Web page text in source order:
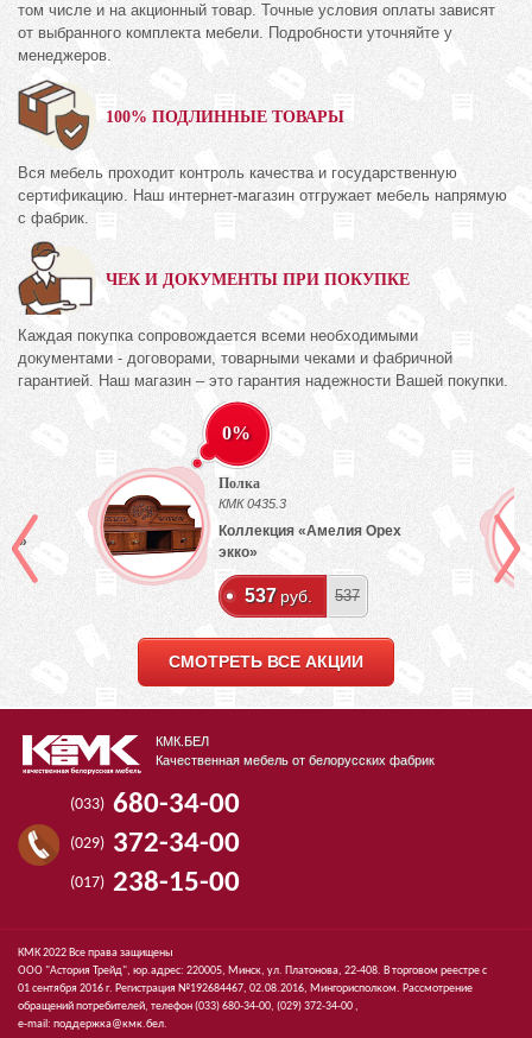
том числе и на акционный товар. Точные условия оплаты зависят
от выбранного комплекта мебели. Подробности уточняйте у
менеджеров.
100% ПОДЛИННЫЕ ТОВАРЫ
Вся мебель проходит контроль качества и государственную
сертификацию. Наш интернет-магазин отгружает мебель напрямую
с фабрик.
ЧЕК И ДОКУМЕНТЫ ПРИ ПОКУПКЕ
Каждая покупка сопровождается всеми необходимыми
документами - договорами, товарными чеками и фабричной
гарантией. Наш магазин – это гарантия надежности Вашей покупки.
0%
Полка
КМК 0435.3
Коллекция «Амелия Орех
экко»
537 руб. 537
СМОТРЕТЬ ВСЕ АКЦИИ
КМК.БЕЛ
Качественная мебель от белорусских фабрик
(033) 680-34-00
(029) 372-34-00
(017) 238-15-00
КМК 2022 Все права защищены
ООО "Астория Трейд", юр.адрес: 220005, Минск, ул. Платонова, 22-408. В торговом реестре с
01 сентября 2016 г. Регистрация №192684467, 02.08.2016, Мингорисполком. Рассмотрение
обращений потребителей, телефон(033)680-34-00, (029)372-34-00 ,
e-mail: поддержка@кмк.бел.